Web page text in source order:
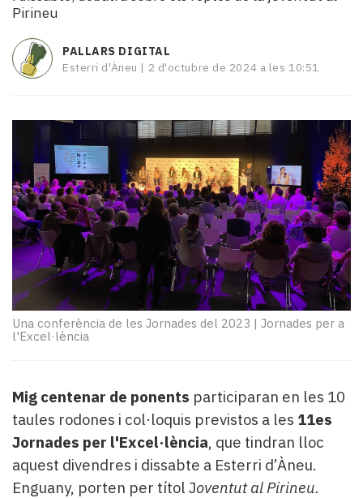
Mai
tant!
TV
i
temps
Reportatges
Entrevistes
Enquestes
A
escena!
Dis
la
teva!
Subscriptors
La
newsletter
Contingut
patrocinat
més
llegit...
Editorial
Pirineu
PALLARS DIGITAL
Esterri d'Àneu | 2 d'octubre de 2024 a les 10:51
Una conferència de les Jornades del 2023 | Jornades per a
l'Excel·lència
Mig centenar de ponents participaran en les 10
taules rodones i col·loquis previstos a les 11es
Jornades per l'Excel·lència, que tindran lloc
aquest divendres i dissabte a Esterri d’Àneu.
Enguany, porten per títol Joventut al Pirineu.